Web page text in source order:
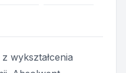
wykształcenia